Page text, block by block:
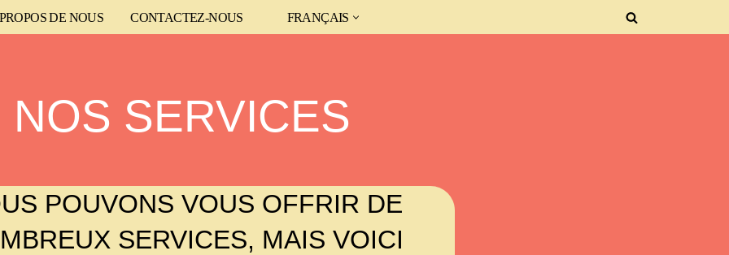
DE NOUS CONTACTEZ-NOUS FRANÇAIS
NOS SERVICES
POUVONS VOUS OFFRIR DE
SERVICES, MAIS VOICI